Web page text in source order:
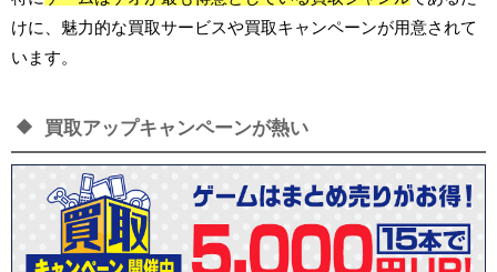
けに、魅力的な買取サービスや買取キャンペーンが用意されて
います。
買取アップキャンペーンが熱い